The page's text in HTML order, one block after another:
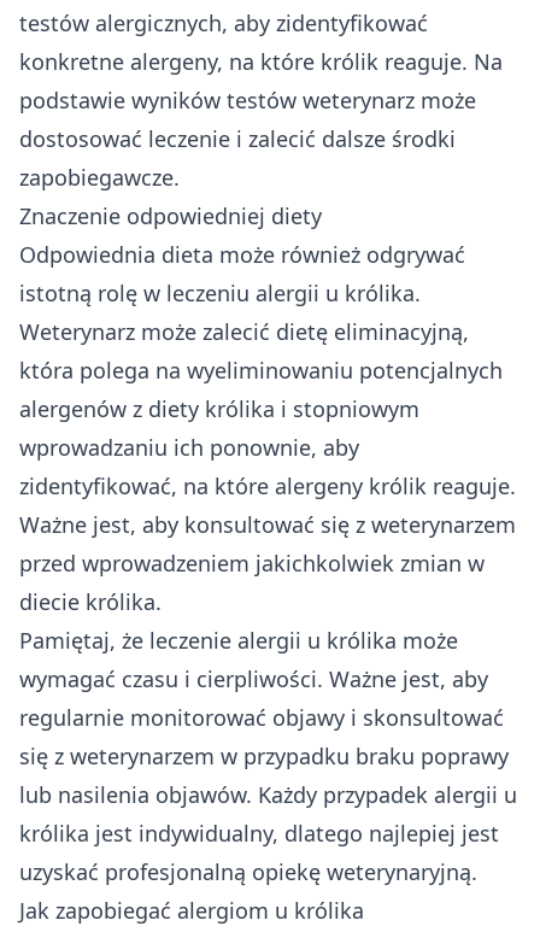
testów alergicznych, aby zidentyfikować
konkretne alergeny, na które królik reaguje. Na
podstawie wyników testów weterynarz może
dostosować leczenie i zalecić dalsze środki
zapobiegawcze.
Znaczenie odpowiedniej diety
Odpowiednia dieta może również odgrywać
istotną rolę w leczeniu alergii u królika.
Weterynarz może zalecić dietę eliminacyjną,
która polega na wyeliminowaniu potencjalnych
alergenów z diety królika i stopniowym
wprowadzaniu ich ponownie, aby
zidentyfikować, na które alergeny królik reaguje.
Ważne jest, aby konsultować się z weterynarzem
przed wprowadzeniem jakichkolwiek zmian w
diecie królika.
Pamiętaj, że leczenie alergii u królika może
wymagać czasu i cierpliwości. Ważne jest, aby
regularnie monitorować objawy i skonsultować
się z weterynarzem w przypadku braku poprawy
lub nasilenia objawów. Każdy przypadek alergii u
królika jest indywidualny, dlatego najlepiej jest
uzyskać profesjonalną opiekę weterynaryjną.
Jak zapobiegać alergiom u królika